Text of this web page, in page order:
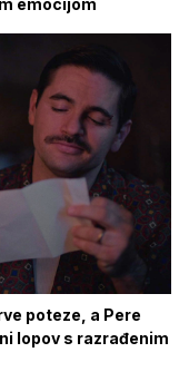
poteze, a Pere
lopov s razrađenim